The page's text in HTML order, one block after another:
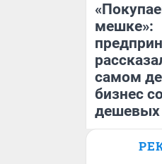
мешке»:
самом
бизнес
дешевых